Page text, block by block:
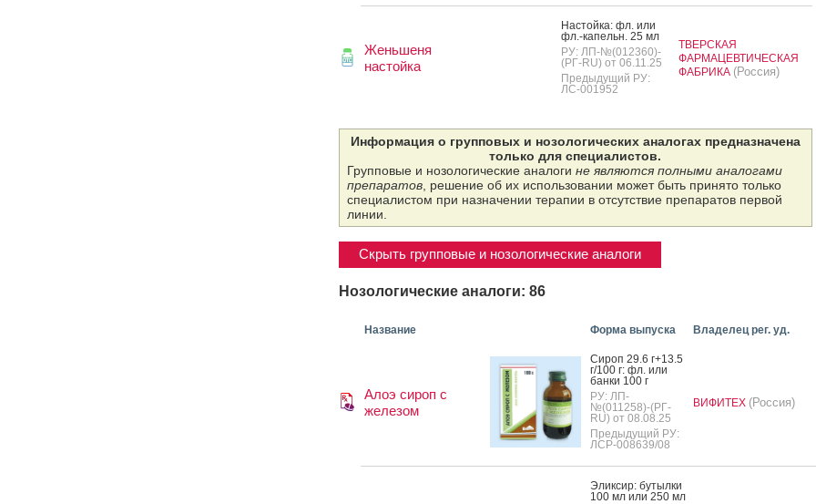
Женьшеня
настойка
Нас­той­ка: фл. или
фл.-ка­пельн. 25 мл
РУ: ЛП-№(012360)-
(РГ-RU) от 06.11.25
Предыдущий РУ:
ЛС-001952
ТВЕРСКАЯ
ФАРМАЦЕВТИЧЕСКАЯ
ФАБРИКА (Россия)
Информация о групповых и нозологических аналогах предназначена
только для специалистов.
Групповые и нозологические аналоги не являются полными аналогами
препаратов, решение об их использовании может быть принято только
специалистом при назначении терапии в отсутствие препаратов первой
линии.
Скрыть групповые и нозологические аналоги
Нозологические аналоги: 86
Название Форма выпуска Владелец рег. уд.
Алоэ сироп с
железом
Си­роп 29.6 г+13.5
г/100 г: фл. или
бан­ки 100 г
РУ: ЛП-
№(011258)-(РГ-
RU) от 08.08.25
Предыдущий РУ:
ЛСР-008639/08
ВИФИТЕХ (Россия)
Элик­сир: бу­тыл­ки
100 мл или 250 мл